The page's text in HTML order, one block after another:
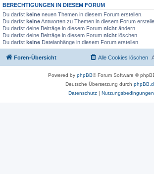
BERECHTIGUNGEN IN DIESEM FORUM
Du darfst keine neuen Themen in diesem Forum erstellen.
Du darfst keineAntworten zu Themen in diesem Forum
Du darfst deine Beiträge in diesem Forum nicht ändern.
Du darfst deine Beiträge in diesem Forum nicht löschen.
Du darfst keine Dateianhänge in diesem Forum erstellen.
Foren-Übersicht Alle Cookies löschen
Powered by phpBB® Forum Software ©
Deutsche Übersetzung durch
Datenschutz| Nutzungsbedingungen